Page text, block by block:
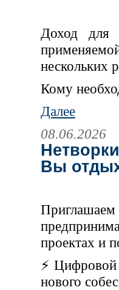
Доход для
нескольких
Кому
Далее
08.06.2026
Вы
проектах и
⚡
нового